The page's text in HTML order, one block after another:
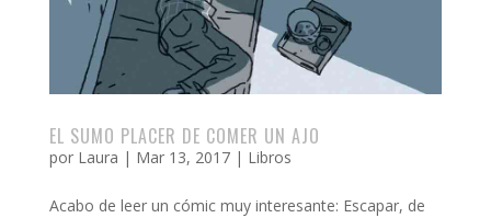
EL SUMO PLACER DE COMER UN AJO
por Laura | Mar 13, 2017| Libros
Acabo de leer un cómic muy interesante: Escapar, de